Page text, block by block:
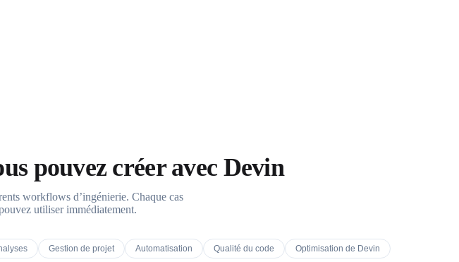
pouvez créer avec Devin
workflows d’ingénierie. Chaque cas
utiliser immédiatement.
Gestion de projet Automatisation Qualité du code Optimisation de Devin